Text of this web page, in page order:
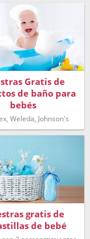
Gratis de
de baño para
bebés
Weleda, Johnson's
gratis de
de bebé